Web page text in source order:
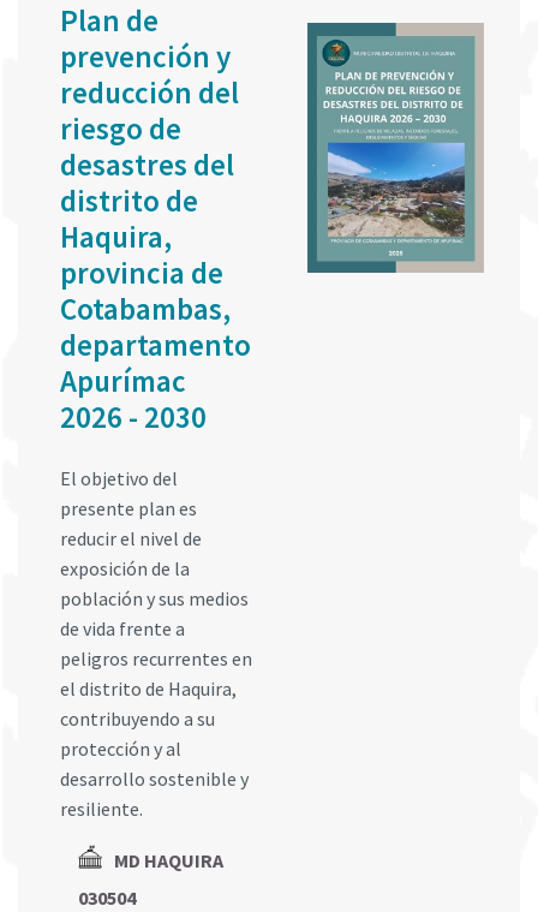
Plan de
prevención y
reducción del
riesgo de
desastres del
distrito de
Haquira,
provincia de
Cotabambas,
departamento
Apurímac
2026 - 2030
El objetivo del
presente plan es
reducir el nivel de
exposición de la
población y sus medios
de vida frente a
peligros recurrentes en
el distrito de Haquira,
contribuyendo a su
protección y al
desarrollo sostenible y
resiliente.
MD HAQUIRA
030504